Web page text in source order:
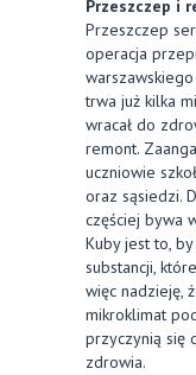
Przeszczep i
Przeszczep
operacja
trwa już kilka
wracał do
remont.
uczniowie
oraz sąsiedzi.
częściej bywa
Kuby jest to,
substancji,
więc nadzieję,
mikroklimat
przyczynią się
zdrowia.